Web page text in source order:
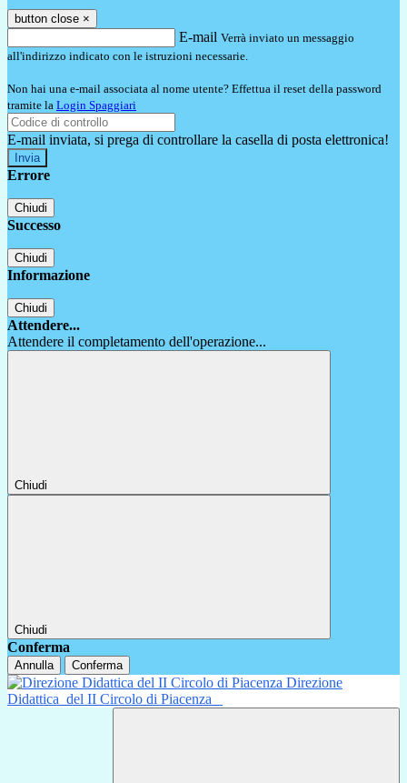
button close ×
E-mail Verrà inviato un messaggio
all'indirizzo indicato con le istruzioni necessarie.
Non hai una e-mail associata al nome utente? Effettua il reset della password
tramite la Login Spaggiari
E-mail inviata, si prega di controllare la casella di posta elettronica!
Errore
Chiudi
Successo
Chiudi
Informazione
Chiudi
Attendere...
Attendere il completamento dell'operazione...
Chiudi
Chiudi
Conferma
Annulla Conferma
Direzione
Didattica del II Circolo di Piacenza